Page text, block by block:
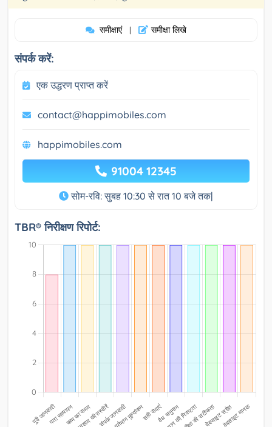
समीक्षाएं | समीक्षा लिखे
संपर्क करें:
एक उद्धरण प्राप्त करें
contact@happimobiles.com
happimobiles.com
91004 12345
सोम-रवि: सुबह 10:30 से रात 10 बजे तक|
TBR® निरीक्षण रिपोर्ट: